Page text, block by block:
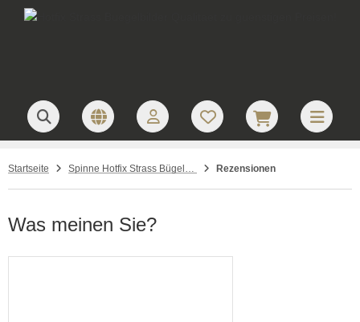
Startseite Spinne Hotfix Strass Bügelbild Kleine Spinne Spider Applikation Strassmotiv 090511-35sc Rezensionen
Was meinen Sie?